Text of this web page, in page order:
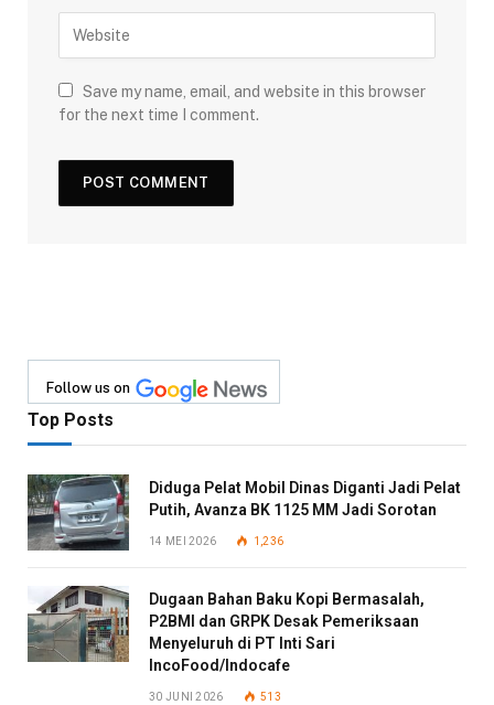
Save my name, email, and website in this browser
for the next time I comment.
Follow us on
Top Posts
Diduga Pelat Mobil Dinas Diganti Jadi Pelat
Putih, Avanza BK 1125 MM Jadi Sorotan
14 MEI 2026 1,236
Dugaan Bahan Baku Kopi Bermasalah,
P2BMI dan GRPK Desak Pemeriksaan
Menyeluruh di PT Inti Sari
IncoFood/Indocafe
30 JUNI 2026 513